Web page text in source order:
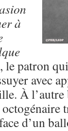
à
le patron
avec
À
d’un